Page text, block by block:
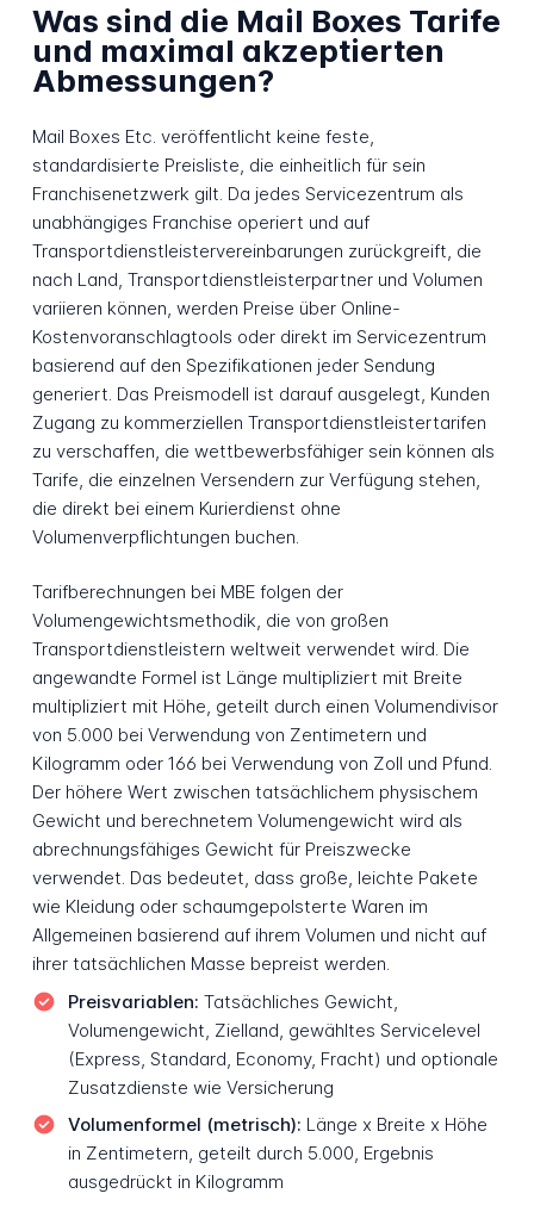
Was sind die Mail Boxes Tarife
und maximal akzeptierten
Abmessungen?
Mail Boxes Etc. veröffentlicht keine feste,
standardisierte Preisliste, die einheitlich für sein
Franchisenetzwerk gilt. Da jedes Servicezentrum als
unabhängiges Franchise operiert und auf
Transportdienstleistervereinbarungen zurückgreift, die
nach Land, Transportdienstleisterpartner und Volumen
variieren können, werden Preise über Online-
Kostenvoranschlagtools oder direkt im Servicezentrum
basierend auf den Spezifikationen jeder Sendung
generiert. Das Preismodell ist darauf ausgelegt, Kunden
Zugang zu kommerziellen Transportdienstleistertarifen
zu verschaffen, die wettbewerbsfähiger sein können als
Tarife, die einzelnen Versendern zur Verfügung stehen,
die direkt bei einem Kurierdienst ohne
Volumenverpflichtungen buchen.
Tarifberechnungen bei MBE folgen der
Volumengewichtsmethodik, die von großen
Transportdienstleistern weltweit verwendet wird. Die
angewandte Formel ist Länge multipliziert mit Breite
multipliziert mit Höhe, geteilt durch einen Volumendivisor
von 5.000 bei Verwendung von Zentimetern und
Kilogramm oder 166 bei Verwendung von Zoll und Pfund.
Der höhere Wert zwischen tatsächlichem physischem
Gewicht und berechnetem Volumengewicht wird als
abrechnungsfähiges Gewicht für Preiszwecke
verwendet. Das bedeutet, dass große, leichte Pakete
wie Kleidung oder schaumgepolsterte Waren im
Allgemeinen basierend auf ihrem Volumen und nicht auf
ihrer tatsächlichen Masse bepreist werden.
Preisvariablen: Tatsächliches Gewicht,
Volumengewicht, Zielland, gewähltes Servicelevel
(Express, Standard, Economy, Fracht) und optionale
Zusatzdienste wie Versicherung
Volumenformel (metrisch): Länge x Breite x Höhe
in Zentimetern, geteilt durch 5.000, Ergebnis
ausgedrückt in Kilogramm